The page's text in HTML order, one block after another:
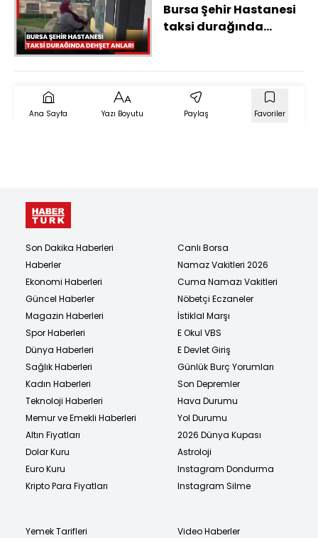
Bursa Şehir Hastanesi
taksi durağında
ortaya çıktı
Ana Sayfa Yazı Boyutu Paylaş Favoriler
Son Dakika Haberleri
Haberler
Ekonomi Haberleri
Güncel Haberler
Magazin Haberleri
Spor Haberleri
Dünya Haberleri
Sağlık Haberleri
Kadın Haberleri
Teknoloji Haberleri
Memur ve Emekli Haberleri
Altın Fiyatları
Dolar Kuru
Euro Kuru
Kripto Para Fiyatları
Canlı Borsa
Namaz Vakitleri 2026
Cuma Namazı Vakitleri
Nöbetçi Eczaneler
İstiklal Marşı
E Okul VBS
E Devlet Giriş
Günlük Burç Yorumları
Son Depremler
Hava Durumu
Yol Durumu
2026 Dünya Kupası
Astroloji
Instagram Dondurma
Instagram Silme
Yemek Tarifleri
Video Haberler